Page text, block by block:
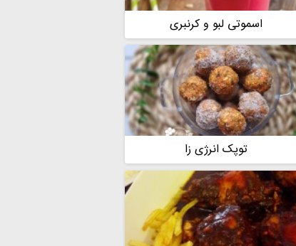
اسموتی لبو و کرنبری
توپک انرژی زا